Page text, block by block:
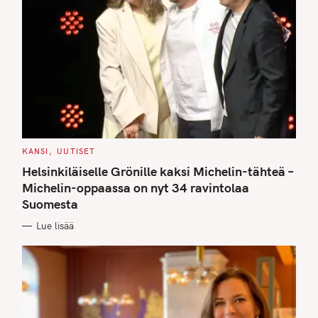
C
T
E
G
O
R
I
S
KANSI UUTISET
Helsinkiläiselle Grönille kaksi Michelin-tähteä –
Michelin-oppaassa on nyt 34 ravintolaa
Suomesta
Lue lisää